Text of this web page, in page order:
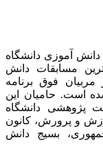
آموزی دانشگاه
مسابقات دانش
فوق برنامه
است. حامیان این
پژوهشی دانشگاه
و پرورش، کانون
بسیج دانش